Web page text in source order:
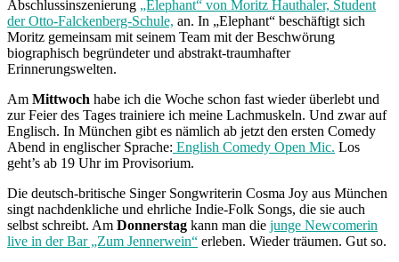
Abschlussinszenierung „Elephant“ von Moritz Hauthaler, Student
der Otto-Falckenberg-Schule, an. In „Elephant“ beschäftigt sich
Moritz gemeinsam mit seinem Team mit der Beschwörung
biographisch begründeter und abstrakt-traumhafter
Erinnerungswelten.
Am Mittwoch habe ich die Woche schon fast wieder überlebt und
zur Feier des Tages trainiere ich meine Lachmuskeln. Und zwar auf
Englisch. In München gibt es nämlich ab jetzt den ersten Comedy
Abend in englischer Sprache: English Comedy Open Mic. Los
geht’s ab 19 Uhr im Provisorium.
Die deutsch-britische Singer Songwriterin Cosma Joy aus München
singt nachdenkliche und ehrliche Indie-Folk Songs, die sie auch
selbst schreibt. Am Donnerstag kann man die junge Newcomerin
live in der Bar „Zum Jennerwein“ erleben. Wieder träumen. Gut so.